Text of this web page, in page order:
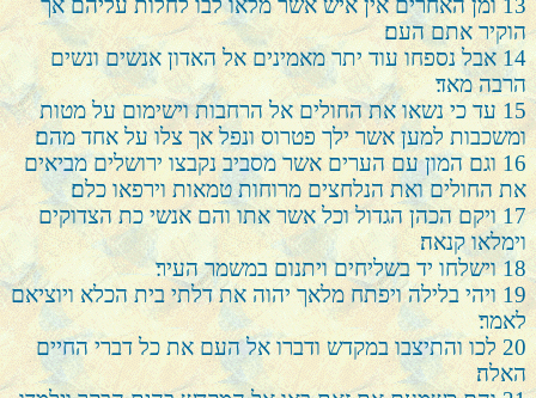
13 ומן האחרים אין איש אשר מלאו לבו לחלות עליהם אך
הוקיר אתם העם׃
14 אבל נספחו עוד יתר מאמינים אל האדון אנשים ונשים
הרבה מאד׃
15 עד כי נשאו את החולים אל הרחבות וישימום על מטות
ומשכבות למען אשר ילך פטרוס ונפל אך צלו על אחד מהם׃
16 וגם המון עם הערים אשר מסביב נקבצו ירושלים מביאים
את החולים ואת הנלחצים מרוחות טמאות וירפאו כלם׃
17 ויקם הכהן הגדול וכל אשר אתו והם אנשי כת הצדוקים
וימלאו קנאה׃
18 וישלחו יד בשליחים ויתנום במשמר העיר׃
19 ויהי בלילה ויפתח מלאך יהוה את דלתי בית הכלא ויוציאם
לאמר׃
20 לכו והתיצבו במקדש ודברו אל העם את כל דברי החיים
האלה׃